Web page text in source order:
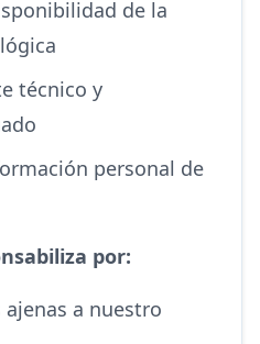
de la
técnico y
personal de
por:
ajenas a nuestro